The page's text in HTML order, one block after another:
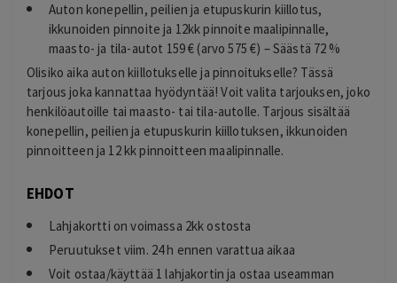
Auton konepellin, peilien ja etupuskurin kiillotus,
ikkunoiden pinnoite ja 12kk pinnoite maalipinnalle,
maasto- ja tila-autot 159 € (arvo 575 €) – Säästä 72 %
Olisiko aika auton kiillotukselle ja pinnoitukselle? Tässä
tarjous joka kannattaa hyödyntää! Voit valita tarjouksen, joko
henkilöautoille tai maasto- tai tila-autolle. Tarjous sisältää
konepellin, peilien ja etupuskurin kiillotuksen, ikkunoiden
pinnoitteen ja 12 kk pinnoitteen maalipinnalle.
EHDOT
Lahjakortti on voimassa 2kk ostosta
Peruutukset viim. 24 h ennen varattua aikaa
Voit ostaa/käyttää 1 lahjakortin ja ostaa useamman